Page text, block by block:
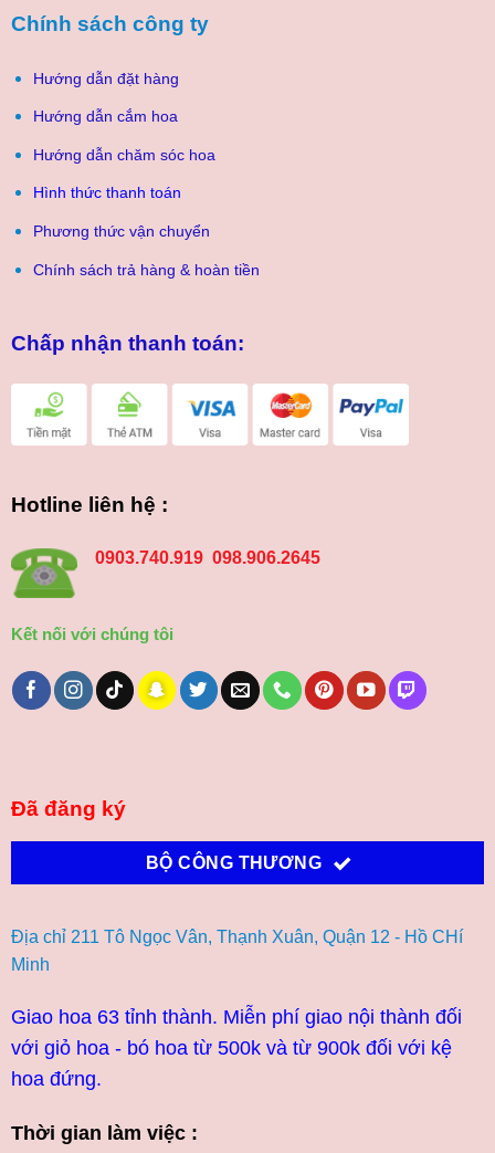
Chính sách công ty
Hướng dẫn đặt hàng
Hướng dẫn cắm hoa
Hướng dẫn chăm sóc hoa
Hình thức thanh toán
Phương thức vận chuyển
Chính sách trả hàng & hoàn tiền
Chấp nhận thanh toán:
Hotline liên hệ :
0903.740.919 098.906.2645
Kết nối với chúng tôi
Đã đăng ký
BỘ CÔNG THƯƠNG
Địa chỉ 211 Tô Ngọc Vân, Thạnh Xuân, Quận 12 - Hồ CHí
Minh
Giao hoa 63 tỉnh thành. Miễn phí giao nội thành đối
với giỏ hoa - bó hoa từ 500k và từ 900k đối với kệ
hoa đứng.
Thời gian làm việc :